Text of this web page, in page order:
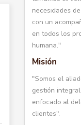
necesidades
con un
en todos los
humana."
Misión
"Somos el
gestión
enfocado al
clientes".